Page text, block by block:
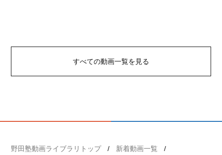
すべての動画一覧を見る
野田塾動画ライブラリトップ 新着動画一覧